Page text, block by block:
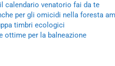
calendario venatorio fai da te
per gli omicidi nella foresta
timbri ecologici
ottime per la balneazione